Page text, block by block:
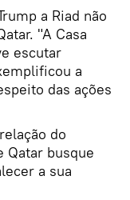
a Riad não
"A Casa
escutar
a
das ações
do
Qatar busque
a sua